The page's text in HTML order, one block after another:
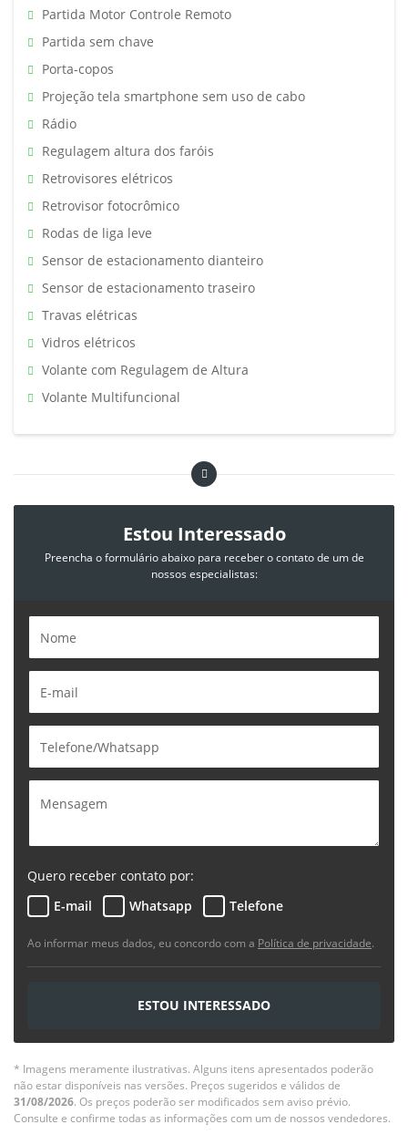
Partida Motor Controle Remoto
Partida sem chave
Porta-copos
Projeção tela smartphone sem uso de cabo
Rádio
Regulagem altura dos faróis
Retrovisores elétricos
Retrovisor fotocrômico
Rodas de liga leve
Sensor de estacionamento dianteiro
Sensor de estacionamento traseiro
Travas elétricas
Vidros elétricos
Volante com Regulagem de Altura
Volante Multifuncional
Estou Interessado
Preencha o formulário abaixo para receber o contato de um de
nossos especialistas:
Quero receber contato por:
E-mail
Whatsapp Telefone
Ao informar meus dados, eu concordo com a Política de privacidade.
ESTOU INTERESSADO
* Imagens meramente ilustrativas. Alguns itens apresentados poderão
não estar disponíveis nas versões. Preços sugeridos e válidos de
31/08/2026. Os preços poderão ser modificados sem aviso prévio.
Consulte e confirme todas as informações com um de nossos vendedores.